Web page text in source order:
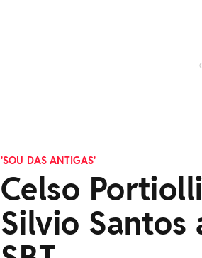
'SOU DAS ANTIGAS'
Celso
Silvio Santos